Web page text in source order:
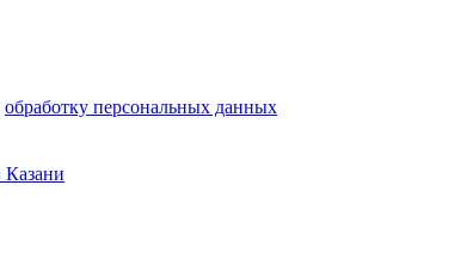
обработку персональных данных